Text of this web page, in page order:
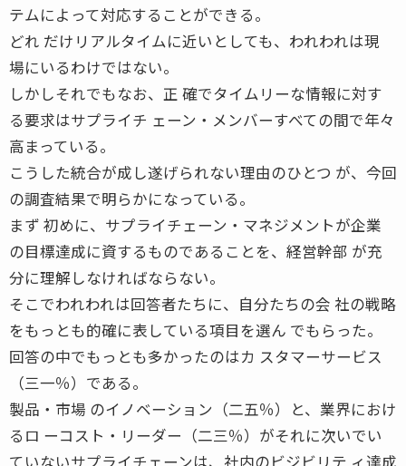
テムによって対応することができる。
どれ だけリアルタイムに近いとしても、われわれは現
場にいるわけではない。
しかしそれでもなお、正 確でタイムリーな情報に対す
る要求はサプライチ ェーン・メンバーすべての間で年々
高まっている。
こうした統合が成し遂げられない理由のひとつ が、今回
の調査結果で明らかになっている。
まず 初めに、サプライチェーン・マネジメントが企業
の目標達成に資するものであることを、経営幹部 が充
分に理解しなければならない。
そこでわれわれは回答者たちに、自分たちの会 社の戦略
をもっとも的確に表している項目を選ん でもらった。
回答の中でもっとも多かったのはカ スタマーサービス
（三一％）である。
製品・市場 のイノベーション（二五％）と、業界におけ
るロ ーコスト・リーダー（二三％）がそれに次いでい
ていないサプライチェーンは、社内のビジビリテ ィ達成